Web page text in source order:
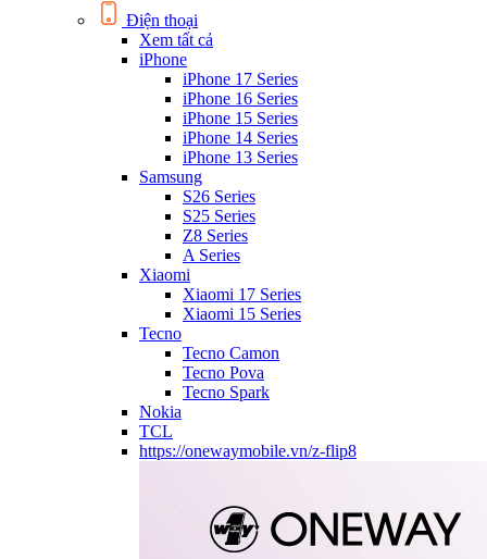
Điện thoại
Xem tất cả
iPhone
iPhone 17 Series
iPhone 16 Series
iPhone 15 Series
iPhone 14 Series
iPhone 13 Series
Samsung
S26 Series
S25 Series
Z8 Series
A Series
Xiaomi
Xiaomi 17 Series
Xiaomi 15 Series
Tecno
Tecno Camon
Tecno Pova
Tecno Spark
Nokia
TCL
https://onewaymobile.vn/z-flip8